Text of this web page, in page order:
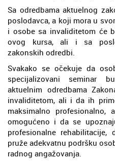
Sa odredbama aktuelnog
poslodavca, a koji mora u
i osobe sa invaliditetom će
ovog kursa, ali i sa
zakonskih odredbi.
Svakako se očekuje da
specijalizovani seminar
aktuelnim odredbama
invaliditetom, ali i da ih
maksimalno
omogućeno i da se
profesionalne
pruže adekvatnu podršku
radnog angažovanja.